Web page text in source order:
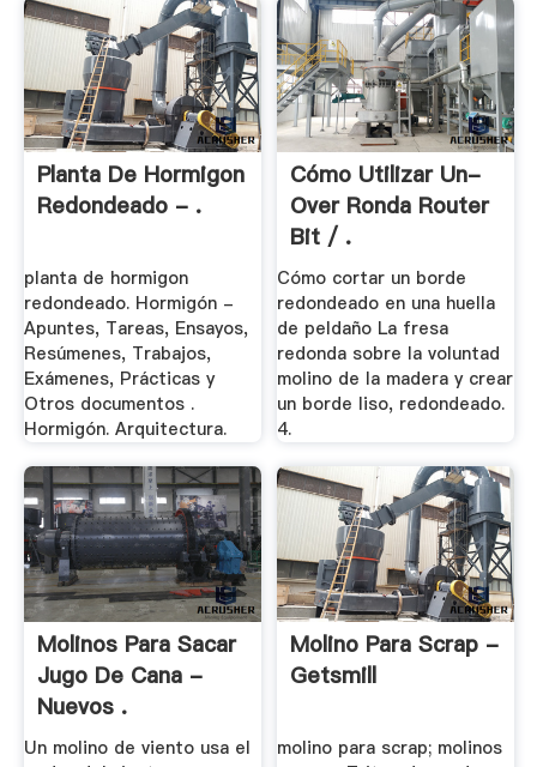
Planta De Hormigon
Redondeado - .
planta de hormigon
redondeado. Hormigón -
Apuntes, Tareas, Ensayos,
Resúmenes, Trabajos,
Exámenes, Prácticas y
Otros documentos .
Hormigón. Arquitectura.
Cómo Utilizar Un-
Over Ronda Router
Bit / .
Cómo cortar un borde
redondeado en una huella
de peldaño La fresa
redonda sobre la voluntad
molino de la madera y crear
un borde liso, redondeado.
4.
Molinos Para Sacar
Jugo De Cana -
Nuevos .
Un molino de viento usa el
Molino Para Scrap -
Getsmill
molino para scrap; molinos